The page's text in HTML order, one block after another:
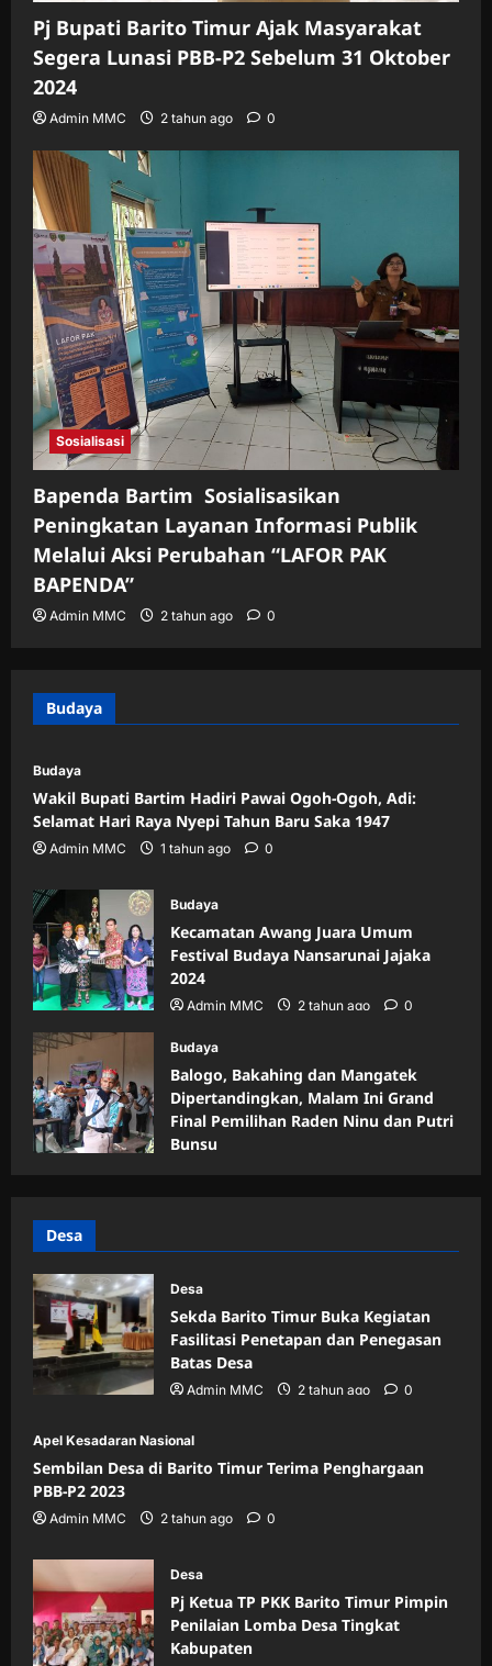
Pj Bupati Barito Timur Ajak Masyarakat
Segera Lunasi PBB-P2 Sebelum 31 Oktober
2024
Admin MMC 2 tahun ago 0
Sosialisasi
Bapenda Bartim Sosialisasikan
Peningkatan Layanan Informasi Publik
Melalui Aksi Perubahan “LAFOR PAK
BAPENDA”
Admin MMC 2 tahun ago 0
Budaya
Budaya
Wakil Bupati Bartim Hadiri Pawai Ogoh-Ogoh, Adi:
Selamat Hari Raya Nyepi Tahun Baru Saka 1947
Admin MMC 1 tahun ago 0
Budaya
Kecamatan Awang Juara Umum
Festival Budaya Nansarunai Jajaka
2024
Admin MMC 2 tahun ago 0
Budaya
Balogo, Bakahing dan Mangatek
Dipertandingkan, Malam Ini Grand
Final Pemilihan Raden Ninu dan Putri
Bunsu
Desa
Desa
Sekda Barito Timur Buka Kegiatan
Fasilitasi Penetapan dan Penegasan
Batas Desa
Admin MMC 2 tahun ago 0
Apel Kesadaran Nasional
Sembilan Desa di Barito Timur Terima Penghargaan
PBB-P2 2023
Admin MMC 2 tahun ago 0
Desa
Pj Ketua TP PKK Barito Timur Pimpin
Penilaian Lomba Desa Tingkat
Kabupaten